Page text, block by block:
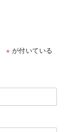
※ が付いている